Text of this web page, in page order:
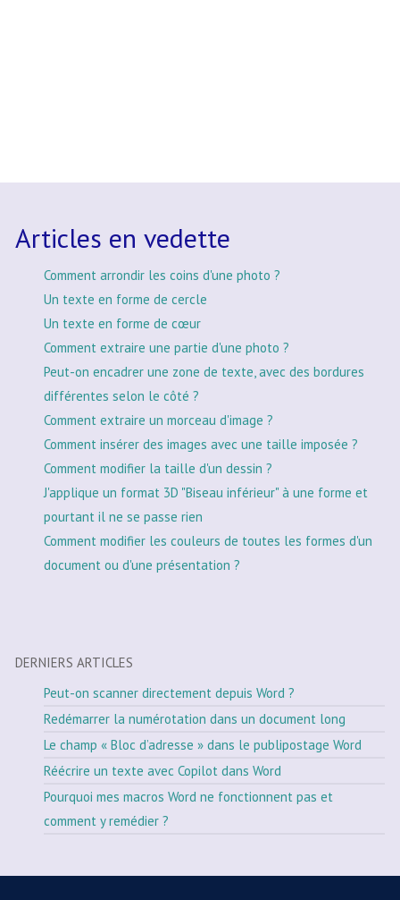
Articles en vedette
Comment arrondir les coins d'une photo ?
Un texte en forme de cercle
Un texte en forme de cœur
Comment extraire une partie d'une photo ?
Peut-on encadrer une zone de texte, avec des bordures
différentes selon le côté ?
Comment extraire un morceau d'image ?
Comment insérer des images avec une taille imposée ?
Comment modifier la taille d'un dessin ?
J'applique un format 3D "Biseau inférieur" à une forme et
pourtant il ne se passe rien
Comment modifier les couleurs de toutes les formes d'un
document ou d'une présentation ?
DERNIERS ARTICLES
Peut-on scanner directement depuis Word ?
Redémarrer la numérotation dans un document long
Le champ « Bloc d’adresse » dans le publipostage Word
Réécrire un texte avec Copilot dans Word
Pourquoi mes macros Word ne fonctionnent pas et
comment y remédier ?